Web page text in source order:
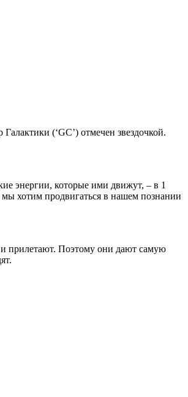
(‘GC’) отмечен звездочкой.
энергии, которые ими движут, – в 1
хотим продвигаться в нашем познании
и прилетают. Поэтому они дают самую